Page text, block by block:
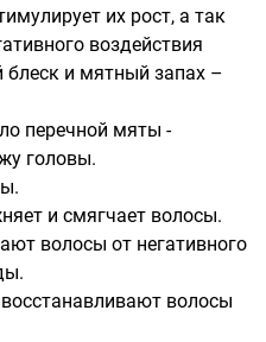
их рост, а так
воздействия
и мятный запах –
перечной мяты -
головы.
и смягчает волосы.
волосы от негативного
волосы